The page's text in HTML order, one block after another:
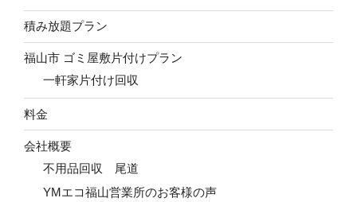
積み放題プラン
福山市 ゴミ屋敷片付けプラン
一軒家片付け回収
料金
会社概要
不用品回収 尾道
YMエコ福山営業所のお客様の声